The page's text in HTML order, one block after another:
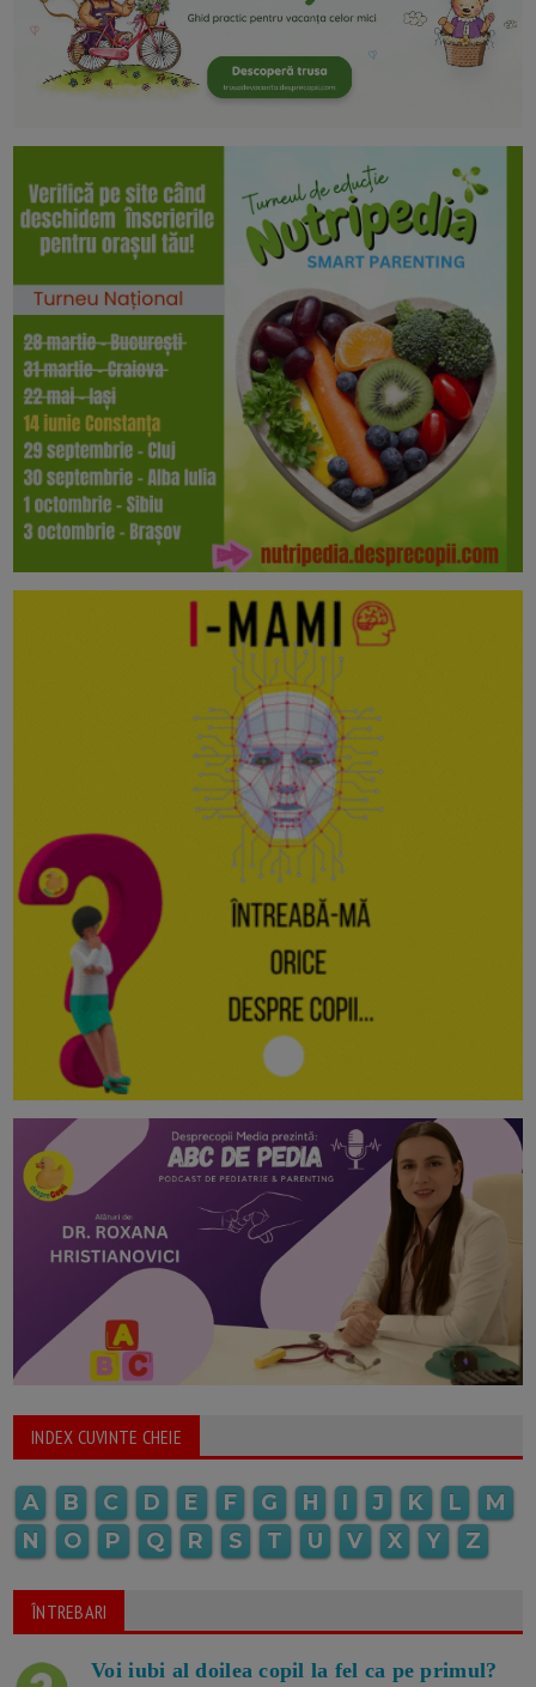
INDEX CUVINTE CHEIE
A B C D E F G H I J K L
M
N
O P Q R S T U V X Y Z
ÎNTREBARI
Voi iubi al doilea copil la fel ca pe primul?